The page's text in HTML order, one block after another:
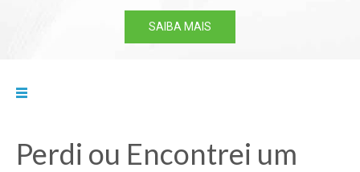
SAIBA MAIS
Perdi ou Encontrei um